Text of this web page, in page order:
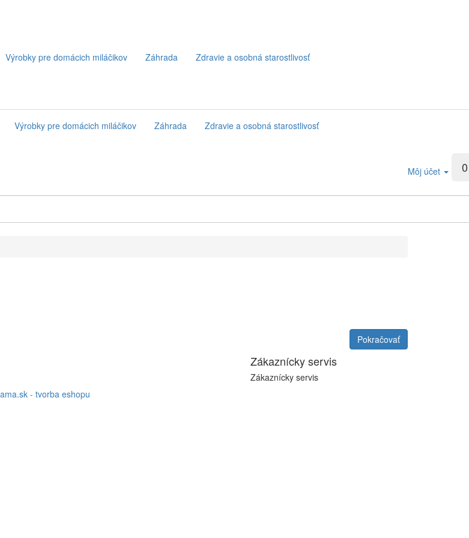
Výrobky pre domácich miláčikov Záhrada Zdravie a osobná starostlivosť
Výrobky pre domácich miláčikov Záhrada Zdravie a osobná starostlivosť
0
Môj účet
Pokračovať
Zákaznícky servis
Zákaznícky servis
- tvorba eshopu